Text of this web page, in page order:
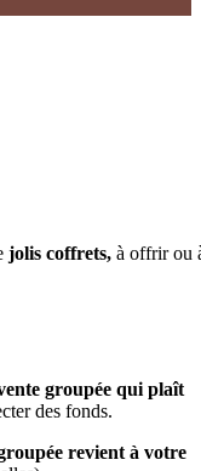
jolis coffrets, à offrir ou
groupée qui plaît
des fonds.
revient à votre